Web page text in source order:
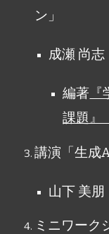
ン」
成瀬 尚志
編著
課題』
講演「生成
山下 美朋
ミニワーク